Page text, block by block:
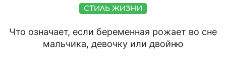
СТИЛЬ ЖИЗНИ
Что означает, если беременная рожает во сне
мальчика, девочку или двойню